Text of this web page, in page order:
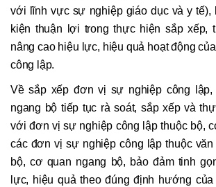
với lĩnh vực sự nghiệp giáo dục và y tế),
kiện thuận lợi trong thực hiện sắp xếp,
nâng cao hiệu lực, hiệu quả hoạt động
công lập.
Về sắp xếp đơn vị sự nghiệp công
ngang bộ tiếp tục rà soát, sắp xếp và
với đơn vị sự nghiệp công lập thuộc bộ,
các đơn vị sự nghiệp công lập thuộc văn
bộ, cơ quan ngang bộ, bảo đảm tinh
lực, hiệu quả theo đúng định hướng